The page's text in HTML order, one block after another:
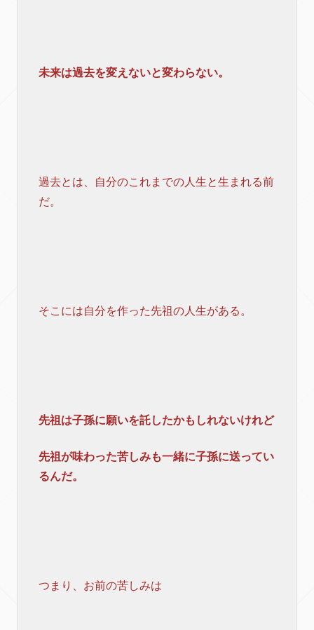
未来は過去を変えないと変わらない。
過去とは、自分のこれまでの人生と生まれる前
だ。
そこには自分を作った先祖の人生がある。
先祖は子孫に願いを託したかもしれないけれど
先祖が味わった苦しみも一緒に子孫に送ってい
るんだ。
つまり、お前の苦しみは